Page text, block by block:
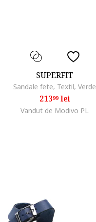
SUPERFIT
Sandale fete, Textil, Verde
21399lei
Vandut de Modivo PL